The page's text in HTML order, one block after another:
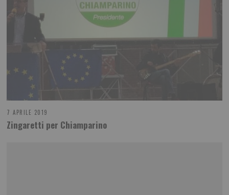
7 APRILE 2019
Zingaretti per Chiamparino